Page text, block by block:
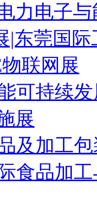
力电子
|东莞国
联网展
可持续
展
及加工
食品加